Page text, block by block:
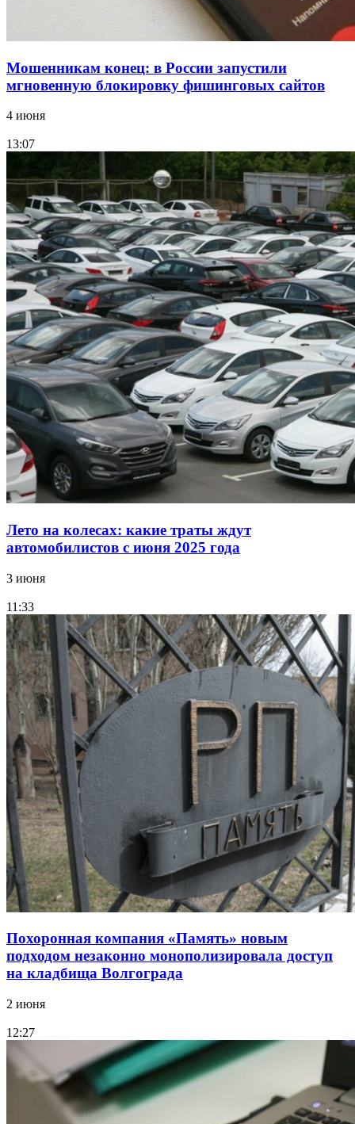
Мошенникам конец: в России запустили
мгновенную блокировку фишинговых сайтов
4 июня
13:07
Лето на колесах: какие траты ждут
автомобилистов с июня 2025 года
3 июня
11:33
Похоронная компания «Память» новым
подходом незаконно монополизировала доступ
на кладбища Волгограда
2 июня
12:27